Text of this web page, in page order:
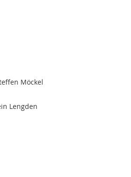
Möckel
Lengden